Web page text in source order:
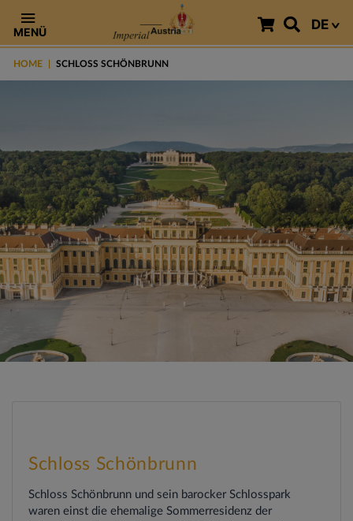
MENÜ DE
HOME SCHLOSS SCHÖNBRUNN
Schloss Schönbrunn
Schloss Schönbrunn und sein barocker Schlosspark
waren einst die ehemalige Sommerresidenz der